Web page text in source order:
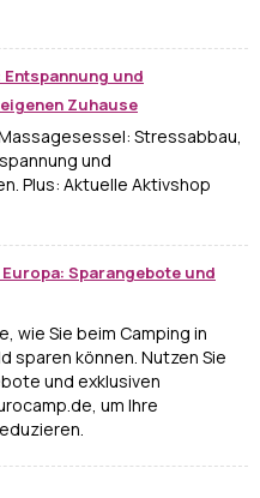
und
Zuhause
Stressabbau,
und
Plus: Aktuelle Aktivshop
Sparangebote und
wie Sie beim Camping in
sparen können. Nutzen Sie
und exklusiven
um Ihre